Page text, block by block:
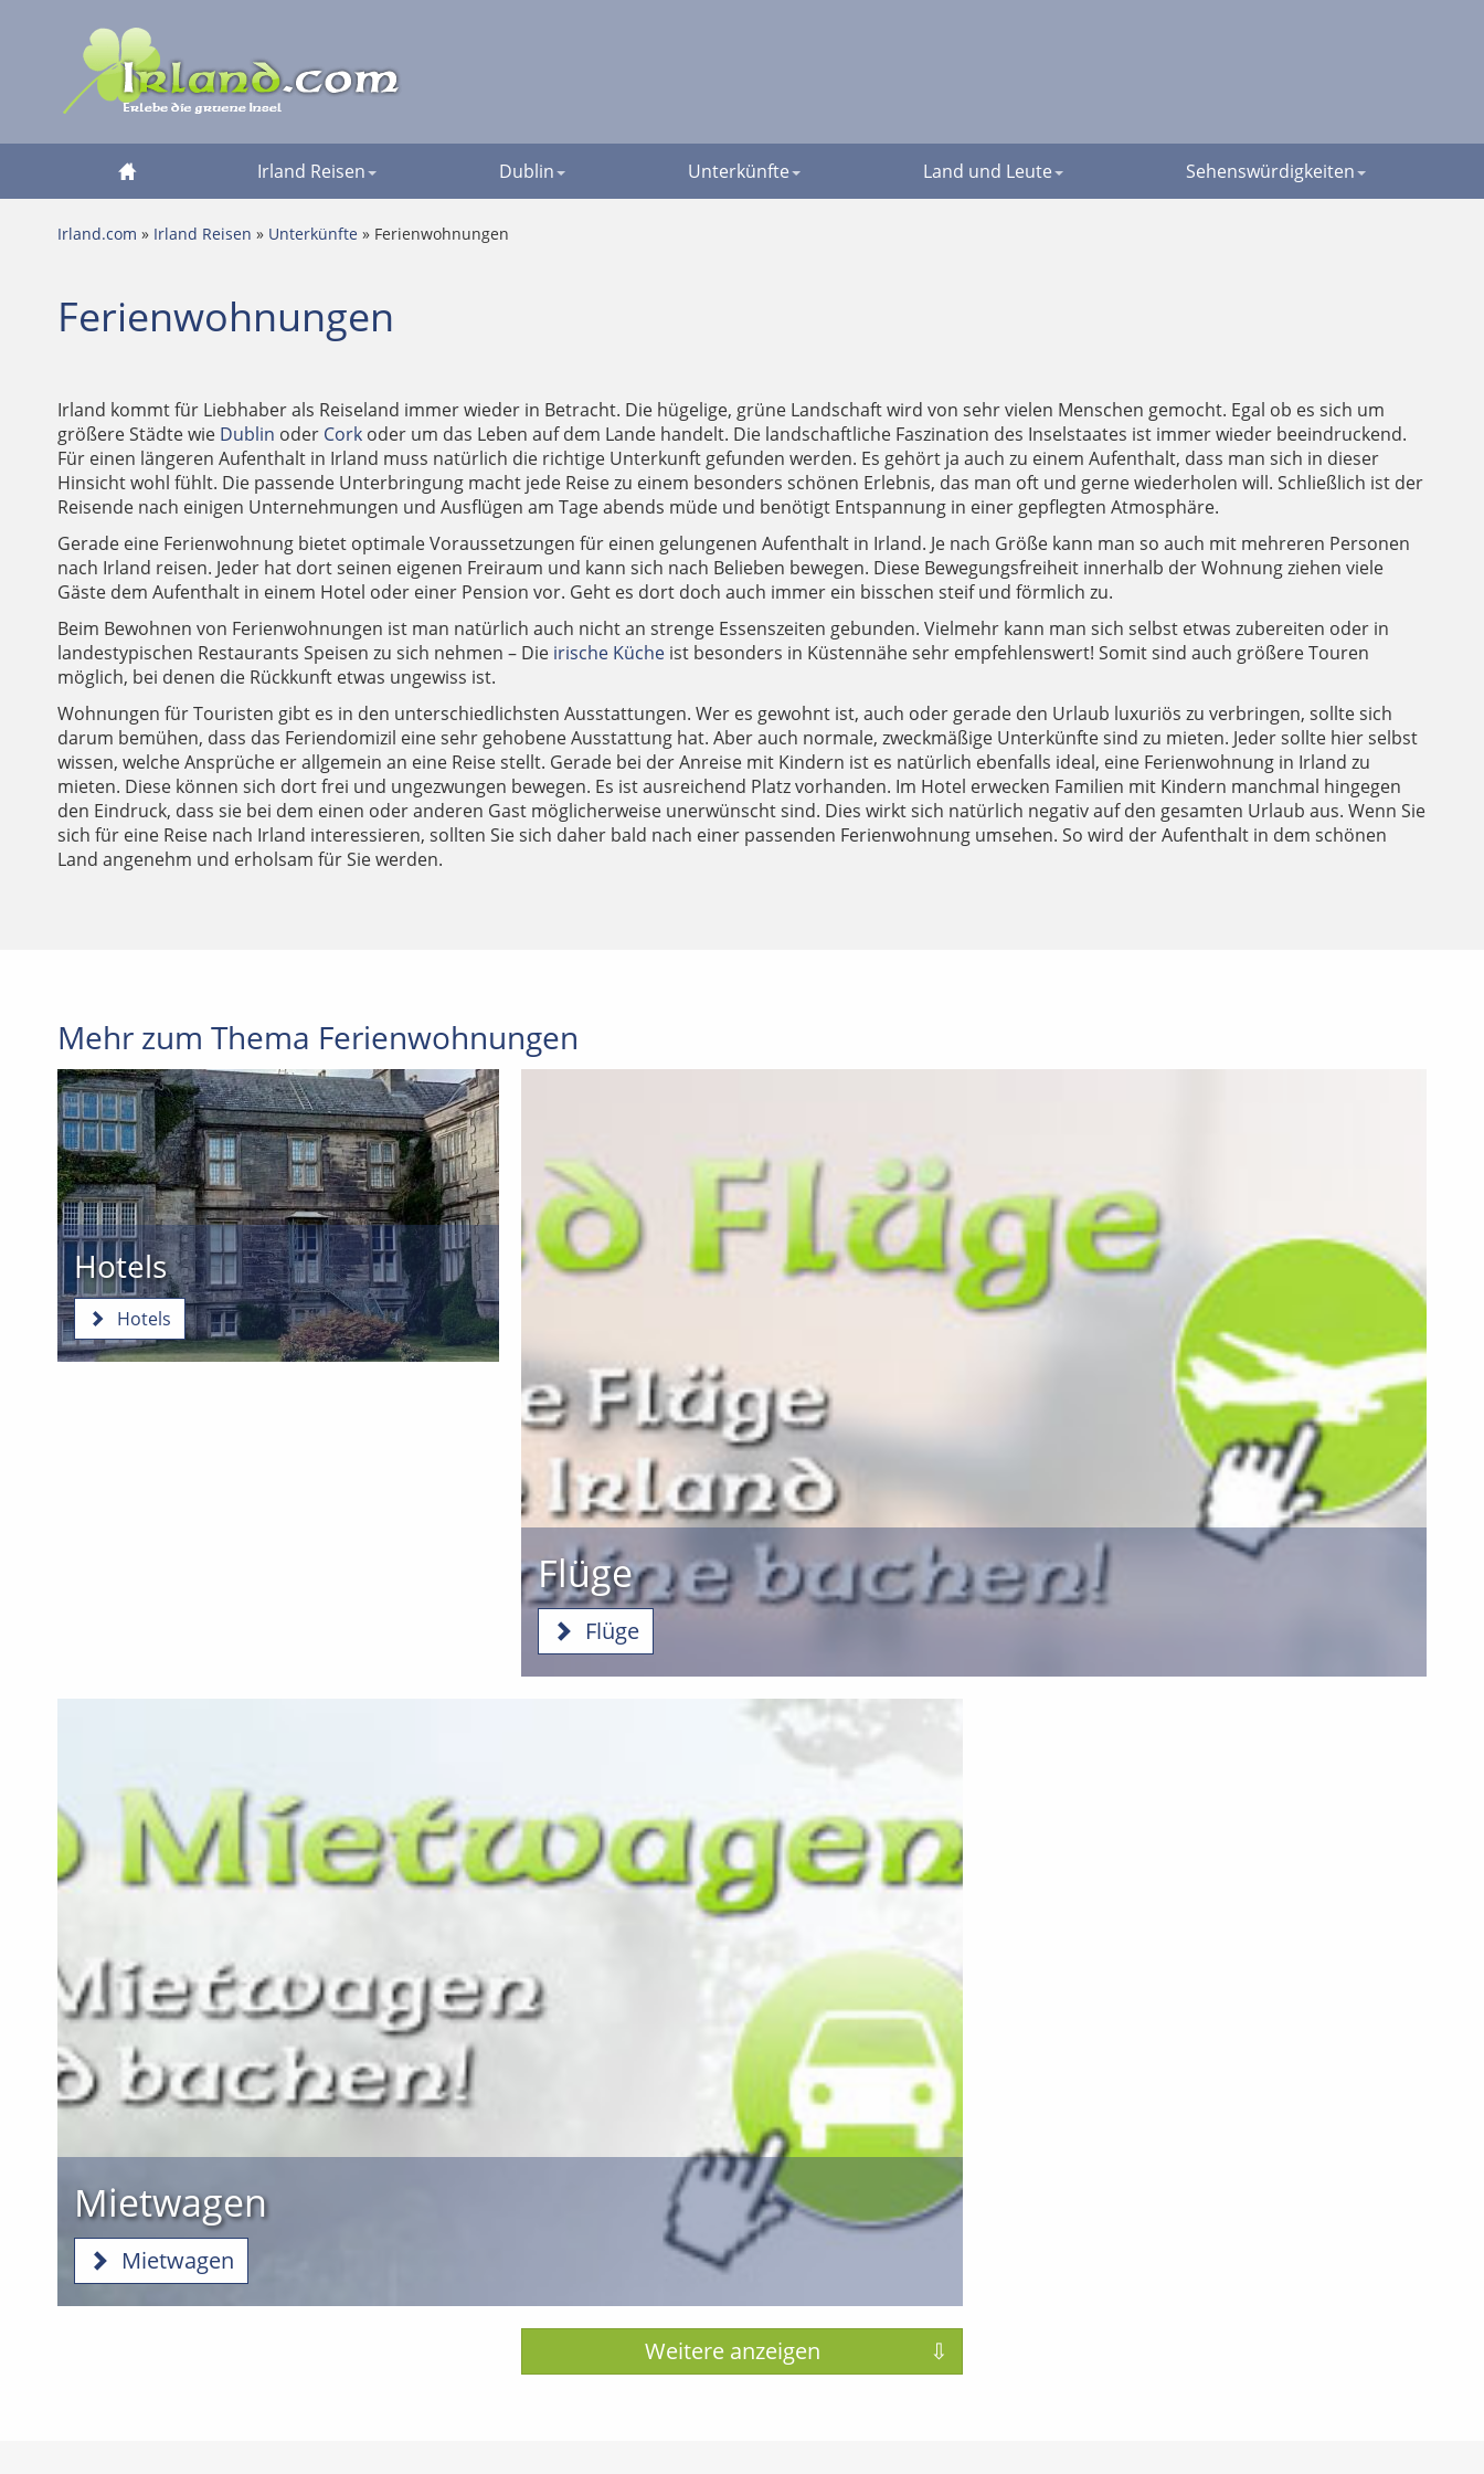
Irland Reisen Dublin Unterkünfte Land und Leute Sehenswürdigkeiten
Irland.com » Irland Reisen » Unterkünfte » Ferienwohnungen
Ferienwohnungen
Irland kommt für Liebhaber als Reiseland immer wieder in Betracht. Die hügelige, grüne Landschaft wird von sehr vielen Menschen gemocht. Egal ob es sich um
größere Städte wie Dublin oder Cork oder um das Leben auf dem Lande handelt. Die landschaftliche Faszination des Inselstaates ist immer wieder beeindruckend.
Für einen längeren Aufenthalt in Irland muss natürlich die richtige Unterkunft gefunden werden. Es gehört ja auch zu einem Aufenthalt, dass man sich in dieser
Hinsicht wohl fühlt. Die passende Unterbringung macht jede Reise zu einem besonders schönen Erlebnis, das man oft und gerne wiederholen will. Schließlich ist der
Reisende nach einigen Unternehmungen und Ausflügen am Tage abends müde und benötigt Entspannung in einer gepflegten Atmosphäre.
Gerade eine Ferienwohnung bietet optimale Voraussetzungen für einen gelungenen Aufenthalt in Irland. Je nach Größe kann man so auch mit mehreren Personen
nach Irland reisen. Jeder hat dort seinen eigenen Freiraum und kann sich nach Belieben bewegen. Diese Bewegungsfreiheit innerhalb der Wohnung ziehen viele
Gäste dem Aufenthalt in einem Hotel oder einer Pension vor. Geht es dort doch auch immer ein bisschen steif und förmlich zu.
Beim Bewohnen von Ferienwohnungen ist man natürlich auch nicht an strenge Essenszeiten gebunden. Vielmehr kann man sich selbst etwas zubereiten oder in
landestypischen Restaurants Speisen zu sich nehmen – Die irische Küche ist besonders in Küstennähe sehr empfehlenswert! Somit sind auch größere Touren
möglich, bei denen die Rückkunft etwas ungewiss ist.
Wohnungen für Touristen gibt es in den unterschiedlichsten Ausstattungen. Wer es gewohnt ist, auch oder gerade den Urlaub luxuriös zu verbringen, sollte sich
darum bemühen, dass das Feriendomizil eine sehr gehobene Ausstattung hat. Aber auch normale, zweckmäßige Unterkünfte sind zu mieten. Jeder sollte hier selbst
wissen, welche Ansprüche er allgemein an eine Reise stellt. Gerade bei der Anreise mit Kindern ist es natürlich ebenfalls ideal, eine Ferienwohnung in Irland zu
mieten. Diese können sich dort frei und ungezwungen bewegen. Es ist ausreichend Platz vorhanden. Im Hotel erwecken Familien mit Kindern manchmal hingegen
den Eindruck, dass sie bei dem einen oder anderen Gast möglicherweise unerwünscht sind. Dies wirkt sich natürlich negativ auf den gesamten Urlaub aus. Wenn Sie
sich für eine Reise nach Irland interessieren, sollten Sie sich daher bald nach einer passenden Ferienwohnung umsehen. So wird der Aufenthalt in dem schönen
Land angenehm und erholsam für Sie werden.
Mehr zum Thema Ferienwohnungen
Hotels
Hotels
Flüge
Flüge
Mietwagen
Mietwagen